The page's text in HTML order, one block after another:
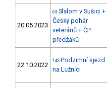
20.05.2023
63 Slalom v Sušici +
Český pohár
veteránů + ČP
předžáků
22.10.2022
143 Podzimní sjezd
na Lužnici